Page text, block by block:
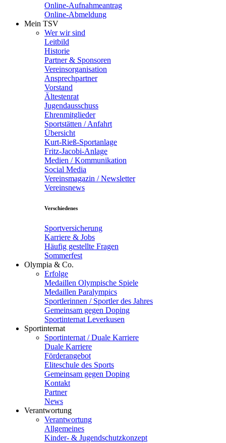
Online-Aufnahmeantrag
Online-Abmeldung
Mein TSV
Wer wir sind
Leitbild
Historie
Partner & Sponsoren
Vereinsorganisation
Ansprechpartner
Vorstand
Ältestenrat
Jugendausschuss
Ehrenmitglieder
Sportstätten / Anfahrt
Übersicht
Kurt-Rieß-Sportanlage
Fritz-Jacobi-Anlage
Medien / Kommunikation
Social Media
Vereinsmagazin / Newsletter
Vereinsnews
Verschiedenes
Sportversicherung
Karriere & Jobs
Häufig gestellte Fragen
Sommerfest
Olympia & Co.
Erfolge
Medaillen Olympische Spiele
Medaillen Paralympics
Sportlerinnen / Sportler des Jahres
Gemeinsam gegen Doping
Sportinternat Leverkusen
Sportinternat
Sportinternat / Duale Karriere
Duale Karriere
Förderangebot
Eliteschule des Sports
Gemeinsam gegen Doping
Kontakt
Partner
News
Verantwortung
Verantwortung
Allgemeines
Kinder- & Jugendschutzkonzept